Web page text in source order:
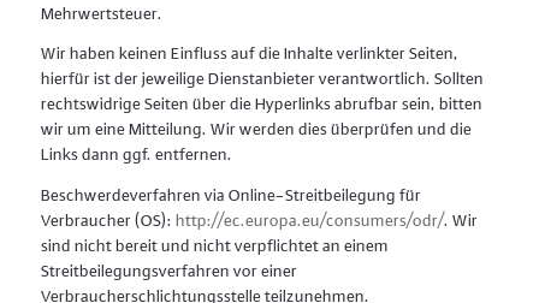
Mehrwertsteuer.
Wir haben keinen Einfluss auf die Inhalte verlinkter Seiten,
hierfür ist der jeweilige Dienstanbieter verantwortlich. Sollten
rechtswidrige Seiten über die Hyperlinks abrufbar sein, bitten
wir um eine Mitteilung. Wir werden dies überprüfen und die
Links dann ggf. entfernen.
Beschwerdeverfahren via Online-Streitbeilegung für
Verbraucher (OS): http://ec.europa.eu/consumers/odr/. Wir
sind nicht bereit und nicht verpflichtet an einem
Streitbeilegungsverfahren vor einer
Verbraucherschlichtungsstelle teilzunehmen.